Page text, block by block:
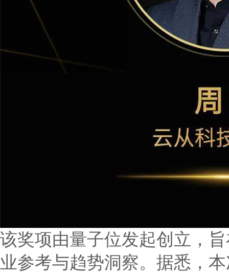
该奖项由量子位发起创立，
业参考与趋势洞察。据悉，